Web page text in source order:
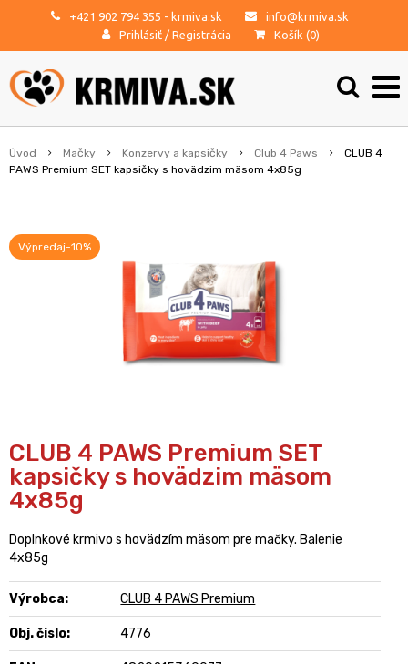
+421 902 794 355 - krmiva.sk
info@krmiva.sk
Prihlásiť / Registrácia Košík (0)
Úvod Mačky Konzervy a kapsičky Club 4 Paws
CLUB 4
PAWS Premium SET kapsičky s hovädzim mäsom 4x85g
Výpredaj-10%
CLUB 4 PAWS Premium SET
kapsičky s hovädzim mäsom
4x85g
Doplnkové krmivo s hovädzím mäsom pre mačky. Balenie
4x85g
Výrobca: CLUB 4 PAWS Premium
Obj. čislo: 4776